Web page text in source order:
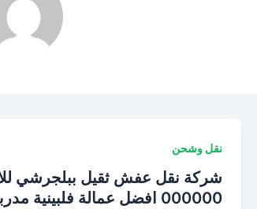
نقل وشحن
شركة نقل عفش ثقيل ببلجرشي
000000 افضل عمالة فلبينية مدربة